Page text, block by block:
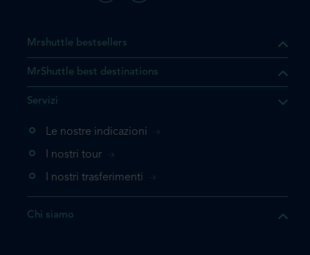
il prodotto che state
nuovamente, la
Mrshuttle bestsellers
MrShuttle best destinations
Servizi
Le nostre indicazioni
I nostri tour
I nostri trasferimenti
Chi siamo